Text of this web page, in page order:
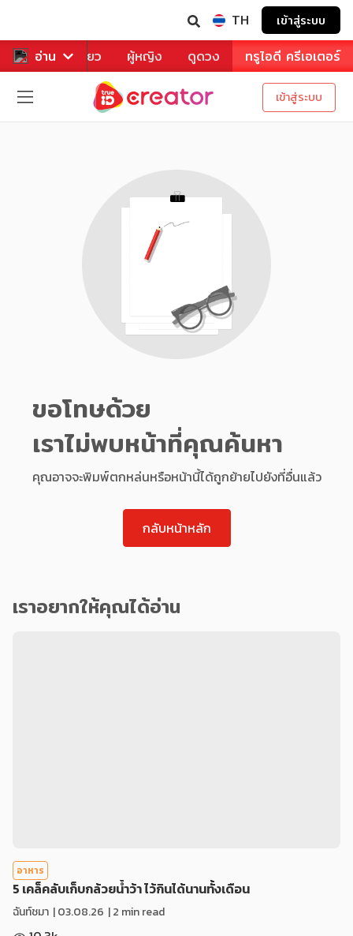
TH เข้าสู่ระบบ
อ่าน
หาร ท่องเที่ยว ผู้หญิง ดูดวง ทรูไอดี ครีเอเตอร์
เข้าสู่ระบบ
ขอโทษด้วย
เราไม่พบหน้าที่คุณค้นหา
คุณอาจจะพิมพ์ตกหล่นหรือหน้านี้ได้ถูกย้ายไปยังที่อื่นแล้ว
กลับหน้าหลัก
เราอยากให้คุณได้อ่าน
อาหาร
5 เคล็คลับเก็บกล้วยน้ำว้า ไว้กินได้นานทั้งเดือน
ฉันท์ชมา |03.08.26 | 2 min read